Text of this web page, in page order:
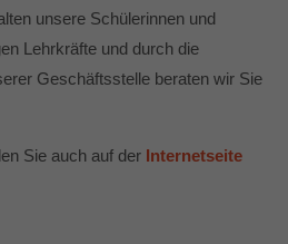
unsere Schülerinnen und
Lehrkräfte und durch die
Geschäftsstelle beraten wir Sie
Sie auch auf der Internetseite